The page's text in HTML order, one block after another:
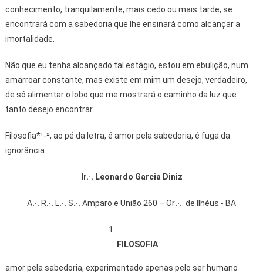
conhecimento, tranquilamente, mais cedo ou mais tarde, se
encontrará com a sabedoria que lhe ensinará como alcançar a
imortalidade.
Não que eu tenha alcançado tal estágio, estou em ebulição, num
amarroar constante, mas existe em mim um desejo, verdadeiro,
de só alimentar o lobo que me mostrará o caminho da luz que
tanto desejo encontrar.
Filosofia*¹-², ao pé da letra, é amor pela sabedoria, é fuga da
ignorância.
Ir.·. Leonardo Garcia Diniz
A.·. R.·. L.·. S.·. Amparo e União 260 – Or.·. de Ilhéus - BA
FILOSOFIA
amor pela sabedoria, experimentado apenas pelo ser humano